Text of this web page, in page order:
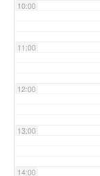
10:00
11:00
12:00
13:00
14:00